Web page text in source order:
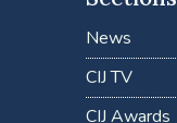
News
CIJ TV
CIJ Awards